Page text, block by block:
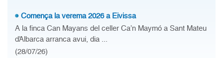
Comença la verema 2026 a Eivissa
A la finca Can Mayans del celler Ca’n Maymó a Sant Mateu
d’Albarca arranca avui, dia ...
(28/07/26)